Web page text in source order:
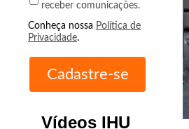
receber comunicações.
Conheça nossa Política de
Privacidade.
Vídeos IHU